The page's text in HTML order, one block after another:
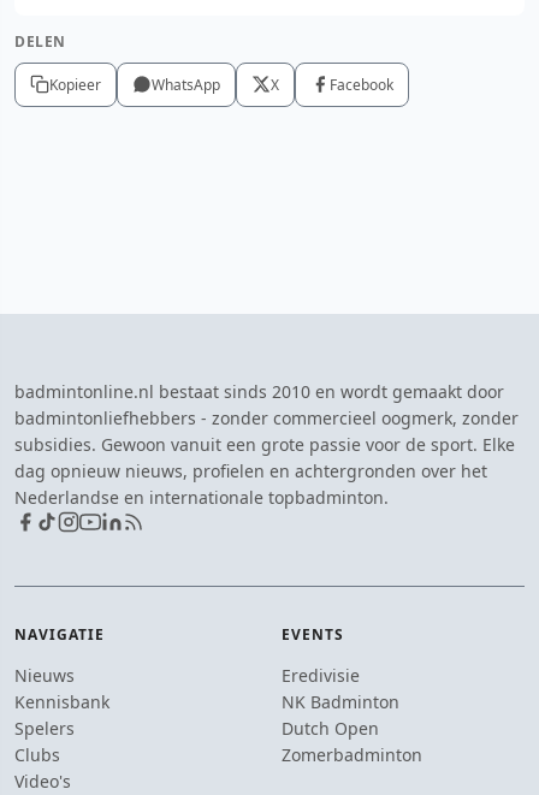
DELEN
Kopieer WhatsApp X Facebook
badmintonline.nl bestaat sinds 2010 en wordt gemaakt door
badmintonliefhebbers - zonder commercieel oogmerk, zonder
subsidies. Gewoon vanuit een grote passie voor de sport. Elke
dag opnieuw nieuws, profielen en achtergronden over het
Nederlandse en internationale topbadminton.
NAVIGATIE
Nieuws
Kennisbank
Spelers
Clubs
Video's
EVENTS
Eredivisie
NK Badminton
Dutch Open
Zomerbadminton